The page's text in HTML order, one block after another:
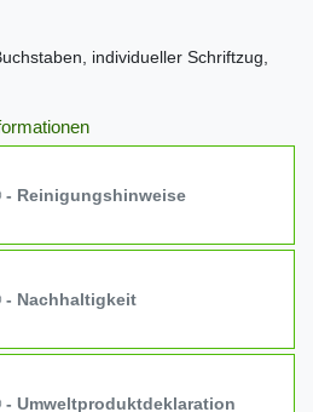
individueller Schriftzug,
- Reinigungshinweise
- Nachhaltigkeit
- Umweltproduktdeklaration